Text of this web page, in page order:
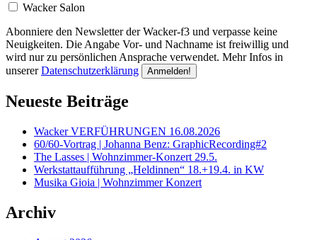
Wacker Salon
Abonniere den Newsletter der Wacker-f3 und verpasse keine
Neuigkeiten. Die Angabe Vor- und Nachname ist freiwillig und
wird nur zu persönlichen Ansprache verwendet. Mehr Infos in
unsererDatenschutzerklärung
Neueste Beiträge
Wacker VERFÜHRUNGEN 16.08.2026
60/60-Vortrag | Johanna Benz: GraphicRecording#2
The Lasses | Wohnzimmer-Konzert 29.5.
Werkstattaufführung „Heldinnen“ 18.+19.4. in KW
Musika Gioia | Wohnzimmer Konzert
Archiv